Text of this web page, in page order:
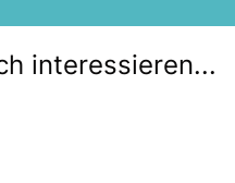
interessieren...